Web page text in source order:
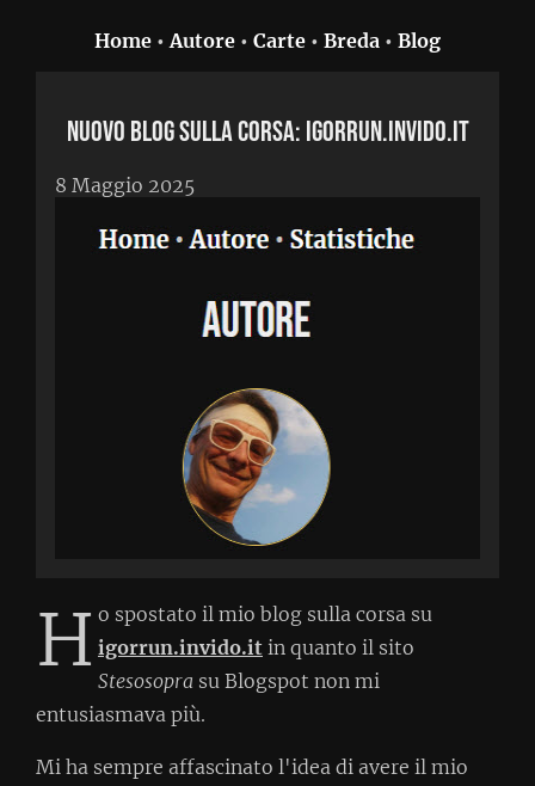
Home •Autore • Carte • Breda • Blog
Nuovo blog sulla corsa: igorrun.invido.it
8 Maggio 2025
H o spostato il mio blog sulla corsa su
igorrun.invido.it in quanto il sito
Stesosopra su Blogspot non mi
entusiasmava più.
Mi ha sempre affascinato l'idea di avere il mio